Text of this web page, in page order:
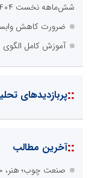
شش‌ماهه نخست ۱۴۰۴
ضرورت کاهش
آموزش کامل الگوی
::پربازدیدهای
::آخرین مطالب
صنعت چوب؛ هنر،